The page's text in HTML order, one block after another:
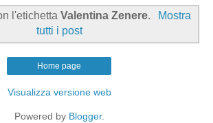
l'etichettaValentina Zenere.
Mostra
tutti i post
Home page
Visualizza versione web
Powered by Blogger.